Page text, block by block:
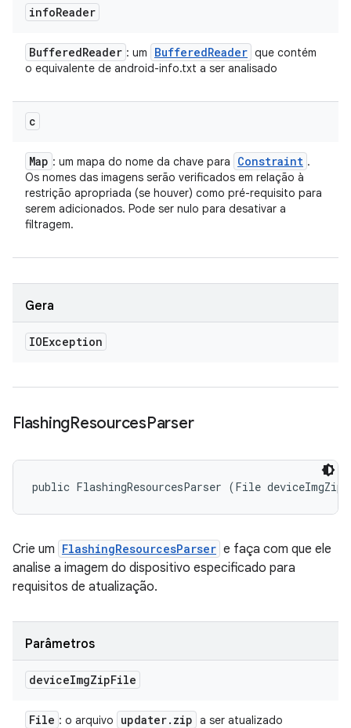
infoReader
BufferedReader : um BufferedReader que contém
o equivalente de android-info.txt a ser analisado
c
Map : um mapa do nome da chave para Constraint .
Os nomes das imagens serão verificados em relação à
restrição apropriada (se houver) como pré-requisito para
serem adicionados. Pode ser nulo para desativar a
filtragem.
Gera
IOException
FlashingResourcesParser
public FlashingResourcesParser (File
Crie um FlashingResourcesParser e faça com que ele
analise a imagem do dispositivo especificado para
requisitos de atualização.
Parâmetros
deviceImgZipFile
File : o arquivo updater. zip a ser atualizado